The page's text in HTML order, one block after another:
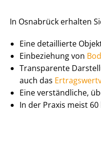
In Osnabrück erhalten
Eine detaillierte
Einbeziehung von
Transparente
auch das
Eine verständliche,
In der Praxis meist